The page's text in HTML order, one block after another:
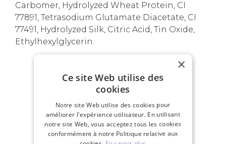
Carbomer, Hydrolyzed Wheat Protein, CI
77891, Tetrasodium Glutamate Diacetate, CI
77491, Hydrolyzed Silk, Citric Acid, Tin Oxide,
Ethylhexylglycerin.
VOS AVANTAGES
×
Ce site Web utilise des
cookies
Notre site Web utilise des cookies pour
améliorer l'expérience utilisateur. En utilisant
notre site Web, vous acceptez tous les cookies
conformément à notre Politique relative aux